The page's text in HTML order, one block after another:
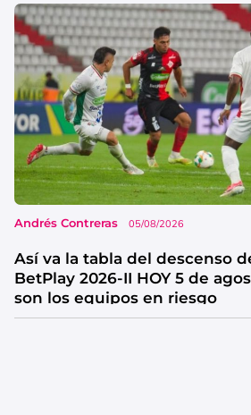
Andrés Contreras 05/08/2026
Así va la tabla del descenso
BetPlay 2026-II HOY 5 de
son los equipos en riesgo